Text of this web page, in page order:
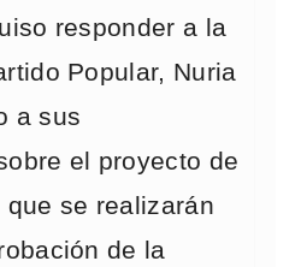
responder a la
Popular, Nuria
a sus
el proyecto de
se realizarán
de la